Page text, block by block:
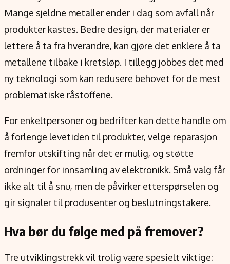
Mange sjeldne metaller ender i dag som avfall når
produkter kastes. Bedre design, der materialer er
lettere å ta fra hverandre, kan gjøre det enklere å ta
metallene tilbake i kretsløp. I tillegg jobbes det med
ny teknologi som kan redusere behovet for de mest
problematiske råstoffene.
For enkeltpersoner og bedrifter kan dette handle om
å forlenge levetiden til produkter, velge reparasjon
fremfor utskifting når det er mulig, og støtte
ordninger for innsamling av elektronikk. Små valg får
ikke alt til å snu, men de påvirker etterspørselen og
gir signaler til produsenter og beslutningstakere.
Hva bør du følge med på fremover?
Tre utviklingstrekk vil trolig være spesielt viktige: